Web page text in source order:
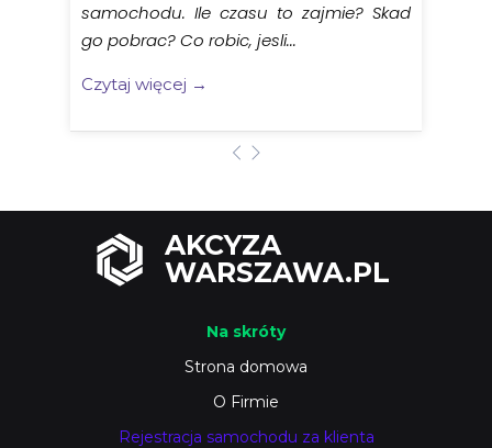
AKCYZA
WARSZAWA.PL
Na skróty
Strona domowa
O Firmie
Rejestracja samochodu za klienta
samochodu. Ile czasu to zajmie? Skad
go pobrac? Co robic, jesli...
Czytaj więcej →